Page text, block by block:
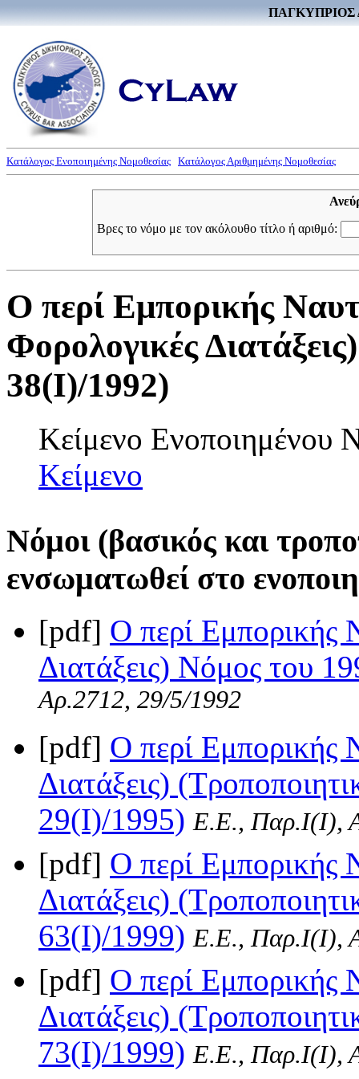
ΠΑΓΚΥΠΡΙΟΣ
Κατάλογος Ενοποιημένης Νομοθεσίας Κατάλογος Αριθμημένης Νομοθεσίας
Βρες το νόμο με τον ακόλουθο τίτλο ή αριθμό:
Ο περί Εμπορικής
Φορολογικές
38(I)/1992)
Κείμενο
Κείμενο
Νόμοι (βασικός και
ενσωματωθεί στο
[pdf] Ο περί Εμπορικής
Διατάξεις) Νόμος του
Αρ.2712, 29/5/1992
[pdf] Ο περί Εμπορικής
Διατάξεις)
29(I)/1995) Ε.Ε., Παρ.Ι(I),
[pdf] Ο περί Εμπορικής
Διατάξεις)
63(I)/1999) Ε.Ε., Παρ.Ι(I),
[pdf] Ο περί Εμπορικής
Διατάξεις)
73(I)/1999) Ε.Ε., Παρ.Ι(I),